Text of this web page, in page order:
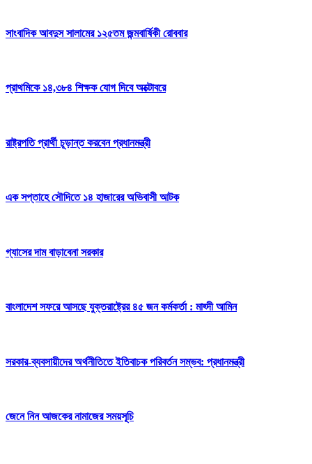
সাংবাদিক আবদুস সালামের ১২৫তম জন্মবার্ষিকী রোববার
প্রাথমিকে ১৪,৩৮৪ শিক্ষক যোগ দিবে অক্টোবরে
রাষ্ট্রপতি প্রার্থী চূড়ান্ত করবেন প্রধানমন্ত্রী
এক সপ্তাহে সৌদিতে ১৪ হাজারের অভিবাসী আটক
গ্যাসের দাম বাড়াবেনা সরকার
বাংলাদেশ সফরে আসছে যুক্তরাষ্ট্রের ৪৫ জন কর্মকর্তা : মাহ্দী আমিন
সরকার-ব্যবসায়ীদের অর্থনীতিতে ইতিবাচক পরিবর্তন সম্ভব: প্রধানমন্ত্রী
জেনে নিন আজকের নামাজের সময়সূচি